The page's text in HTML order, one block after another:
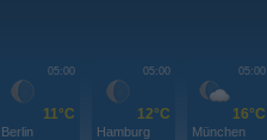
05:00
11°C
Berlin
05:00
12°C
Hamburg
05:00
16°C
München